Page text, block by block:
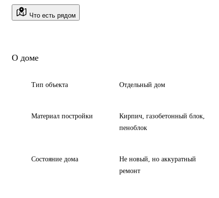
Что есть рядом
О доме
Тип объекта Отдельный дом
Материал постройки
Кирпич, газобетонный блок,
пеноблок
Состояние дома
Не новый, но аккуратный
ремонт